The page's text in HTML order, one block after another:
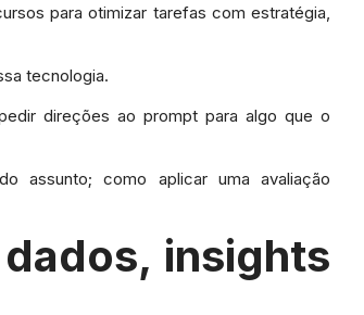
para otimizar tarefas com estratégia,
tecnologia.
direções ao prompt para algo que o
assunto; como aplicar uma avaliação
insights